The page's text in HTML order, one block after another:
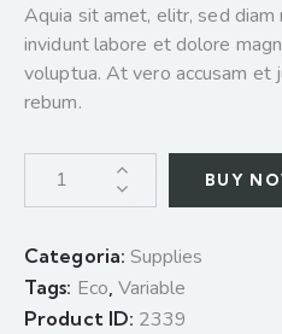
Aquia sit amet, elitr, sed
invidunt labore et dolore
voluptua. At vero accusam et
rebum.
BUY
Categoria:Supplies
Tags: Eco Variable
Product ID: 2339